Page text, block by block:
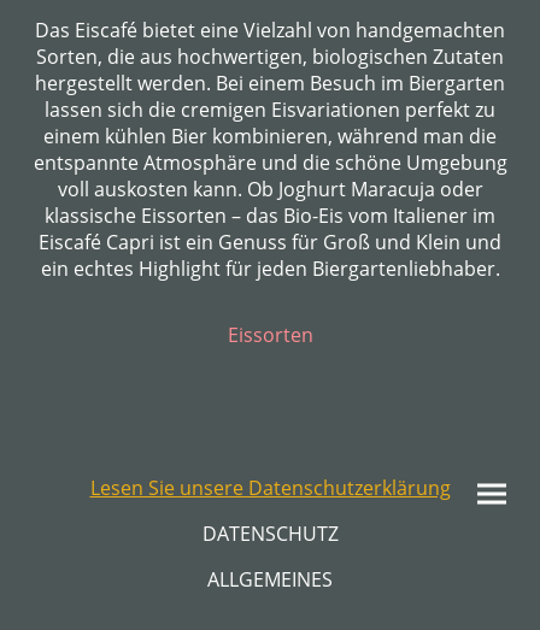
Das Eiscafé bietet eine Vielzahl von handgemachten
Sorten, die aus hochwertigen, biologischen Zutaten
hergestellt werden. Bei einem Besuch im Biergarten
lassen sich die cremigen Eisvariationen perfekt zu
einem kühlen Bier kombinieren, während man die
entspannte Atmosphäre und die schöne Umgebung
voll auskosten kann. Ob Joghurt Maracuja oder
klassische Eissorten – das Bio-Eis vom Italiener im
Eiscafé Capri ist ein Genuss für Groß und Klein und
ein echtes Highlight für jeden Biergartenliebhaber.
Eissorten
Lesen Sie unsere Datenschutzerklärung
DATENSCHUTZ
ALLGEMEINES